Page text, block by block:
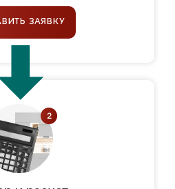
ЗАЯВКУ